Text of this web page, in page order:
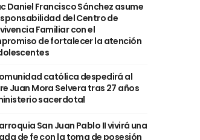
Daniel Francisco Sánchez asume
del Centro de
Familiar con el
de fortalecer la atención
católica despedirá al
Juan Mora Selvera tras 27 años
sacerdotal
San Juan Pablo II vivirá una
de fe con la toma de posesión